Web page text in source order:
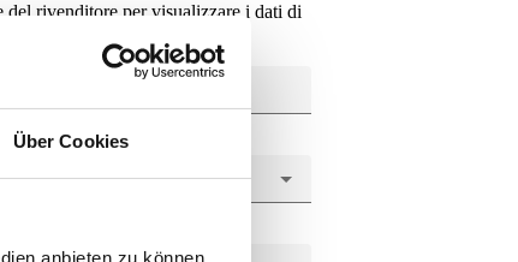
Über Cookies
anbieten zu können
del rivenditore per visualizzare i dati di